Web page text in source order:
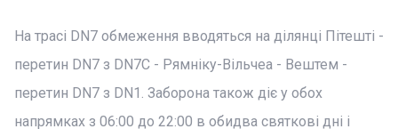
На трасі DN7 обмеження вводяться на ділянці Пітешті -
перетин DN7 з DN7C - Рямніку-Вільчеа - Вештем -
перетин DN7 з DN1. Заборона також діє у обох
напрямках з 06:00 до 22:00 в обидва святкові дні і